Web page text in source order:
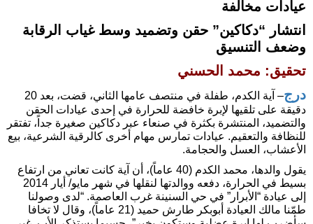
عيادات مخالفة
انتشار “دكاكين” حقن وتضميد وسط غياب الرقابة
وضعف التنسيق
تحقيق: محمد الحسني
درج
– آية الكدم، طفلة في منتصف عامها الثاني، قضت، بعد 20
دقيقة على تلقيها لإبرة خافضة للحرارة في إحدى عيادات الحقن
والتضميد، المنتشرة بكثرة في صنعاء عبر دكاكين صغيرة جداً، تفتقر
للنظافة والتعقيم. عيادات تمارس مهام أخرى كالرقية الشرعية، بيع
الأعشاب، العسل والحجامة.
يقول والدها، محمد الكدم (40 عاماً)، أن آية كانت تعاني من ارتفاع
بسيط في الحرارة، دفعه ووالدتها لنقلها في شهر مايو/ أيار 2014
إلى عيادة “الأبرار” في حي السنينة غرب العاصمة. “لدى وصولنا
طمّنا مالك العيادة أبوبكر طارش حميد (21 عاماً)، وقال لا تخافا